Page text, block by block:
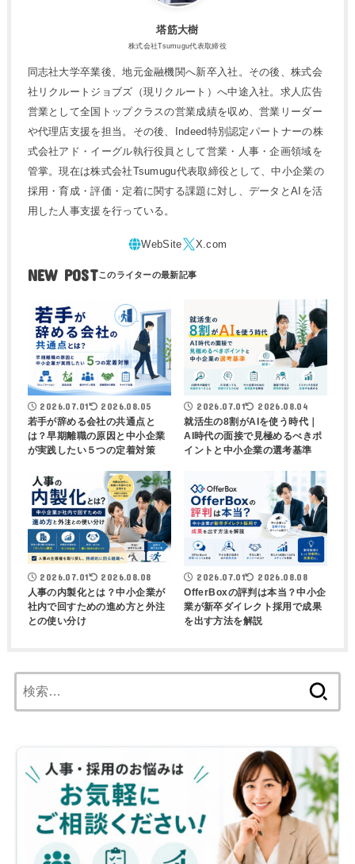
塔筋大樹
株式会社Tsumugu代表取締役
同志社大学卒業後、地元金融機関へ新卒入社。その後、株式会
社リクルートジョブズ（現リクルート）へ中途入社。求人広告
営業として全国トップクラスの営業成績を収め、営業リーダー
や代理店支援を担当。その後、Indeed特別認定パートナーの株
式会社アド・イーグル執行役員として営業・人事・企画領域を
管掌。現在は株式会社Tsumugu代表取締役として、中小企業の
採用・育成・評価・定着に関する課題に対し、データとAIを活
用した人事支援を行っている。
NEW POST
2026.07.01 2026.08.05
若手が辞める会社の共通点と
は？早期離職の原因と中小企業
が実践したい５つの定着対策
2026.07.01 2026.08.04
就活生の8割がAIを使う時代｜
AI時代の面接で見極めるべきポ
イントと中小企業の選考基準
2026.07.01 2026.08.08
人事の内製化とは？中小企業が
社内で回すための進め方と外注
との使い分け
2026.07.01 2026.08.08
OfferBoxの評判は本当？中小企
業が新卒ダイレクト採用で成果
を出す方法を解説
索: